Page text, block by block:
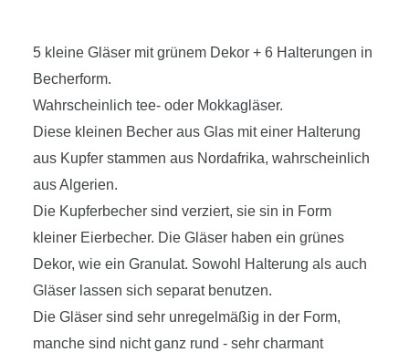
5 kleine Gläser mit grünem Dekor + 6 Halterungen in
Becherform.
Wahrscheinlich tee- oder Mokkagläser.
Diese kleinen Becher aus Glas mit einer Halterung
aus Kupfer stammen aus Nordafrika, wahrscheinlich
aus Algerien.
Die Kupferbecher sind verziert, sie sin in Form
kleiner Eierbecher. Die Gläser haben ein grünes
Dekor, wie ein Granulat. Sowohl Halterung als auch
Gläser lassen sich separat benutzen.
Die Gläser sind sehr unregelmäßig in der Form,
manche sind nicht ganz rund - sehr charmant